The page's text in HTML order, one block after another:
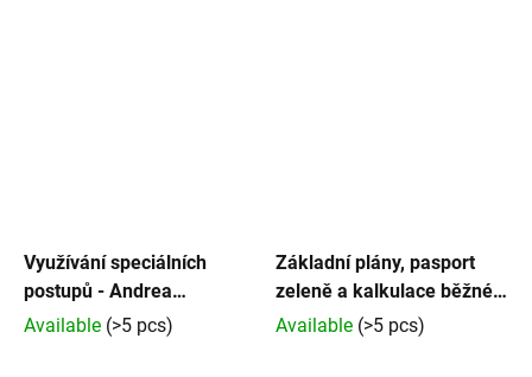
Využívání speciálních
postupů - Andrea
Szorádová
Available (>5 pcs)
Základní plány, pasport
zeleně a kalkulace běžné
údržby - Jan Forejt a Jiří
Available (>5 pcs)